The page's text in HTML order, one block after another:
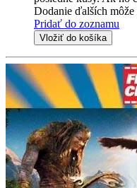
Dodanie ďalších
Pridať do zoznamu
Vložiť do košíka